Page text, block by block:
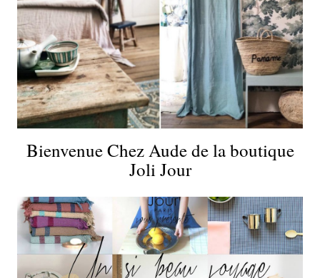
Bienvenue Chez Aude de la boutique
Joli Jour